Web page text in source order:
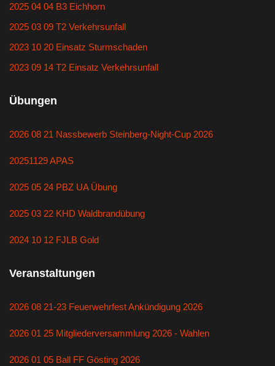
2025 04 04 B3 Eichhorn
2025 03 09 T2 Verkehrsunfall
2023 10 20 Einsatz Sturmschaden
2023 09 14 T2 Einsatz Verkehrsunfall
Übungen
2026 08 21 Nassbewerb Steinberg-Night-Cup 2026
20251129 APAS
2025 05 24 PBZ UA Übung
2025 03 22 KHD Waldbrandübung
2024 10 12 FJLB Gold
Veranstaltungen
2026 08 21-23 Feuerwehrfest Ankündigung 2026
2026 01 25 Mitgliederversammlung 2026 - Wahlen
2026 01 05 Ball FF Gösting 2026